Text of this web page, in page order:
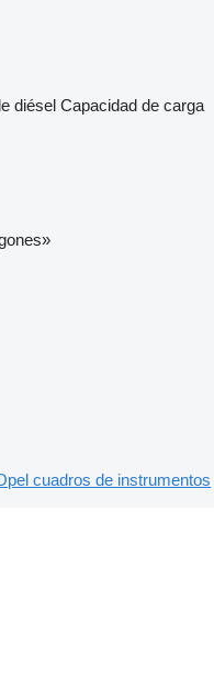
diésel Capacidad de carga
cuadros de instrumentos